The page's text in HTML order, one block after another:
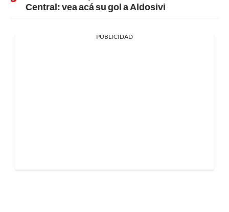
Central: vea acá su gol a Aldosivi
PUBLICIDAD